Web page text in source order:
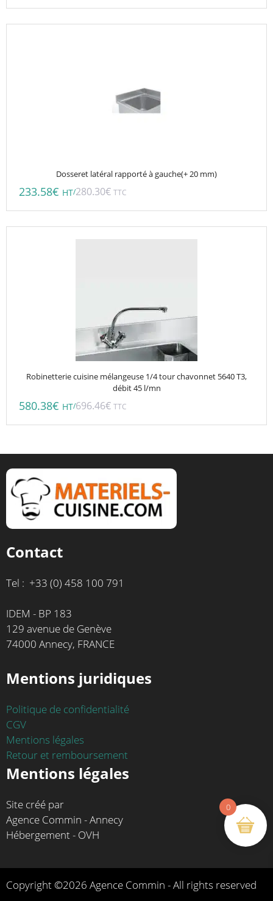
Dosseret latéral rapporté à gauche(+ 20 mm)
233.58€ HT/280.30€ TTC
Robinetterie cuisine mélangeuse 1/4 tour chavonnet 5640 T3,
débit 45 l/mn
580.38€ HT/696.46€ TTC
Contact
Tel : +33 (0) 458 100 791
IDEM - BP 183
129 avenue de Genève
74000 Annecy, FRANCE
Mentions juridiques
Politique de confidentialité
CGV
Mentions légales
Retour et remboursement
Mentions légales
Site créé par
Agence Commin - Annecy
Hébergement - OVH
Copyright ©2026 Agence Commin - All rights reserved
0